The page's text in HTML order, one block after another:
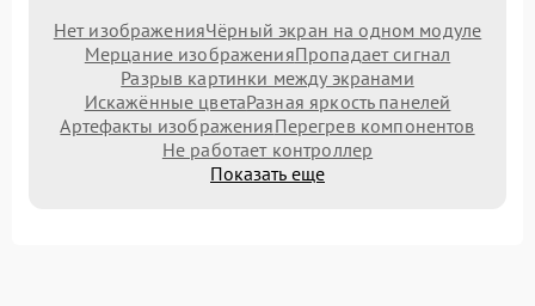
Нет изображенияЧёрный экран на одном модуле
Мерцание изображенияПропадает сигнал
Разрыв картинки между экранами
Искажённые цветаРазная яркость панелей
Артефакты изображенияПерегрев компонентов
Не работает контроллер
Показать еще